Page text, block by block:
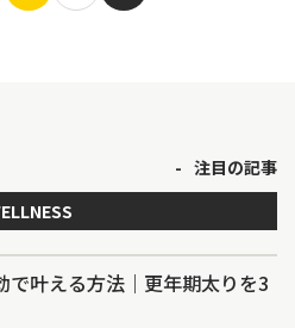
注目の記事
で叶える方法｜更年期太りを3